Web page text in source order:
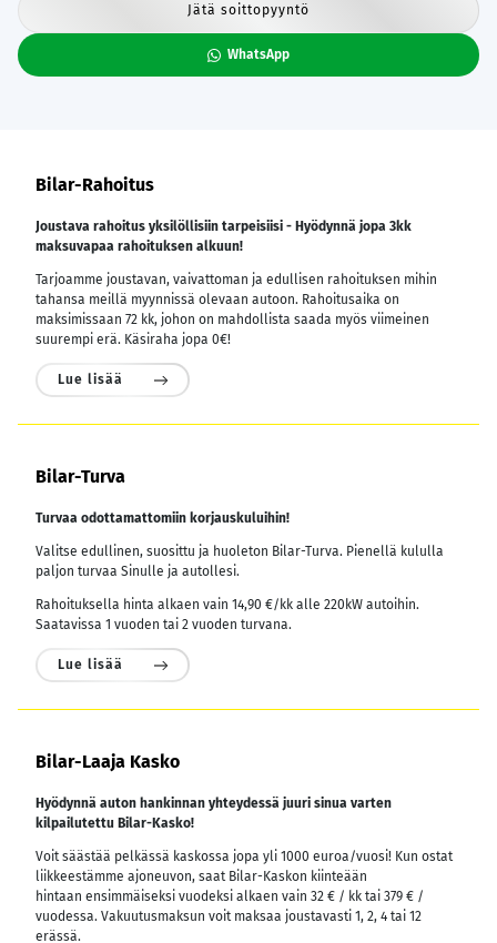
Jätä soittopyyntö
WhatsApp
Bilar-Rahoitus
Joustava rahoitus yksilöllisiin tarpeisiisi - Hyödynnä jopa 3kk
maksuvapaa rahoituksen alkuun!
Tarjoamme joustavan, vaivattoman ja edullisen rahoituksen mihin
tahansa meillä myynnissä olevaan autoon. Rahoitusaika on
maksimissaan 72 kk, johon on mahdollista saada myös viimeinen
suurempi erä. Käsiraha jopa 0€!
Lue lisää
Bilar-Turva
Turvaa odottamattomiin korjauskuluihin!
Valitse edullinen, suosittu ja huoleton Bilar-Turva. Pienellä kululla
paljon turvaa Sinulle ja autollesi.
Rahoituksella hinta alkaen vain 14,90 €/kk alle 220kW autoihin.
Saatavissa 1 vuoden tai 2 vuoden turvana.
Lue lisää
Bilar-Laaja Kasko
Hyödynnä auton hankinnan yhteydessä juuri sinua varten
kilpailutettu Bilar-Kasko!
Voit säästää pelkässä kaskossa jopa yli 1000 euroa/vuosi! Kun ostat
liikkeestämme ajoneuvon, saat Bilar-Kaskon kiinteään
hintaan ensimmäiseksi vuodeksi alkaen vain 32 € / kk tai 379 € /
vuodessa. Vakuutusmaksun voit maksaa joustavasti 1, 2, 4 tai 12
erässä.